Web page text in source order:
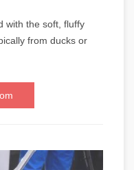
with the soft, fluffy
from ducks or